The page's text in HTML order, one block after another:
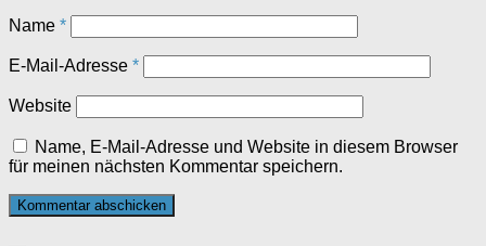
Name *
E-Mail-Adresse *
Website
Name, E-Mail-Adresse und Website in diesem Browser
für meinen nächsten Kommentar speichern.